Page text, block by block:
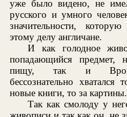
уже было видено, не
русского и умного
значительности,
этому делу англичане.
И как голодное
попадающийся предмет,
пищу, так и
бессознательно
новые книги, то за картины.
Так как смолоду у